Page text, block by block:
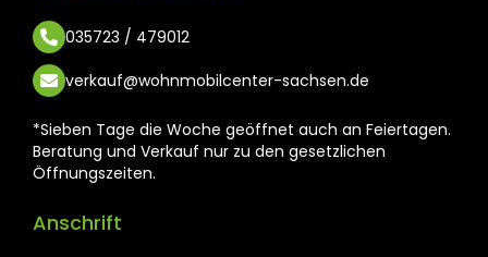
035723 / 479012
verkauf@wohnmobilcenter-sachsen.de
*Sieben Tage die Woche geöffnet auch an Feiertagen.
Beratung und Verkauf nur zu den gesetzlichen
Öffnungszeiten.
Anschrift